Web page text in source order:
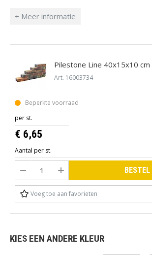
Pilestone Line 40x15x10 cm
Art. 16003734
Beperkte voorraad
per st.
€ 6,65
Aantal per st.
BESTEL
Voeg toe aan favorieten
KIES EEN ANDERE KLEUR